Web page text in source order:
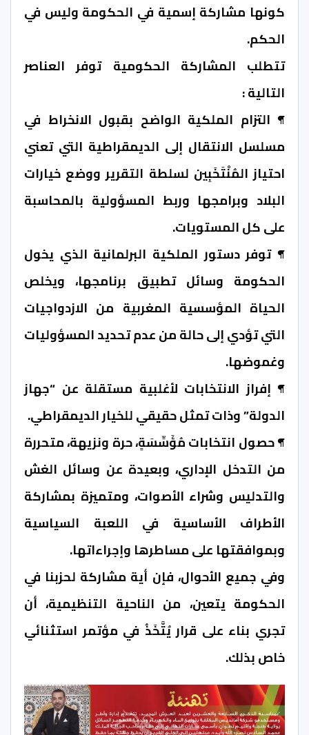
كونها مشاركة إسمية في الحكومة وليس في
الحكم.
تتطلب المشاركة الحكومية توفر العناصر
التالية :
¶ التزام الملكية الواضح بقبول الانخراط في
مسلسل الانتقال إلى الديمقراطية التي تعني
احتياز المُنْتَخَبِين لسلطة التقرير ووضع خيارات
البلاد وبرامجها وربط المسؤولية بالمحاسبة
على كل المستويات.
¶ توفر دستور الملكية البرلمانية الذي يخول
الحكومة وسائل تطبيق برنامجها، ويخلص
الحياة المؤسسية المغربية من الازدواجيات
التي تؤدي إلى حالة من عدم تحديد المسؤوليات
وغموضها.
¶ إفراز الانتخابات لأغلبية مستقلة عن “جهاز
الدولة” وذات تمثل حقيقي للخيار الديمقراطي.
¶ حصول انتخابات مُؤَسِّسَةٍ، حرة ونزيهة، متحررة
من التدخل الإداري، وبعيدة عن وسائل الغش
والتدليس وشراء الأصوات، ومتميزة بمشاركة
الأطراف الأساسية في اللعبة السياسية
وبموافقتها على مساطرها وإجراءاتها.
وفي جميع الأحوال، فإن أية مشاركة لحزبنا في
الحكومة يتعين، من الناحية التنظيمية، أن
تجري بناء على قرار يُتَّخَذُ في مؤتمر استثنائي
خاص بذلك.